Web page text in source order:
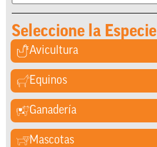
Seleccione la Especie
Avicultura
Equinos
Ganadería
Mascotas